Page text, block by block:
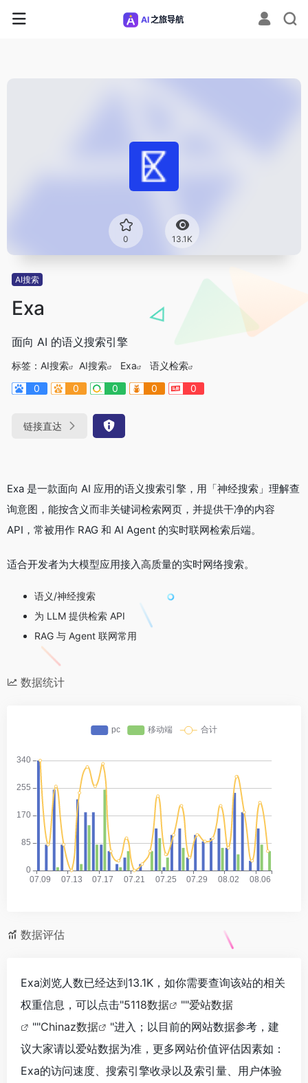
0 13.1K
AI搜索
Exa
面向 AI 的语义搜索引擎
标签： AI搜索 AI搜索 Exa
语义检索
0
0 0 0 0
链接直达
Exa 是一款面向 AI 应用的语义搜索引擎，用「神经搜索」理解查
询意图，能按含义而非关键词检索网页，并提供干净的内容
API，常被用作 RAG 和 AI Agent 的实时联网检索后端。
适合开发者为大模型应用接入高质量的实时网络搜索。
语义/神经搜索
为 LLM 提供检索 API
RAG 与 Agent 联网常用
数据统计
数据评估
Exa浏览人数已经达到13.1K，如你需要查询该站的相关
权重信息，可以点击"5118数据 ""爱站数据
""Chinaz数据
"进入；以目前的网站数据参考，建
议大家请以爱站数据为准，更多网站价值评估因素如：
Exa的访问速度、搜索引擎收录以及索引量、用户体验